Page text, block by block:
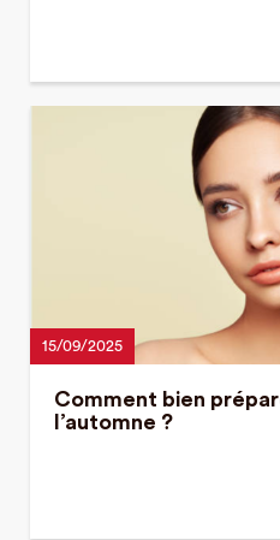
15/09/2025
Comment bien
l’automne ?